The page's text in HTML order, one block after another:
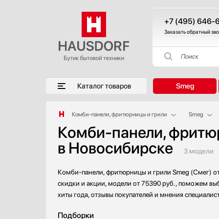
+7 (495) 646-
Заказать обратный
Поиск
Каталог товаров Smeg
Комби-панели, фритюрницы и грили
Аксессуары
Аксессуары и принадлежности
Акустические системы
Беспроводные акустические системы
Вакуумные упаковщики
Smeg
Barazza
Bosch
Комби-панели,
в Новосибирске
3 модели
Комби-панели, фритюрницы и грили Smeg (Смег)
скидки и акции, модели от 75390 руб., поможем
хиты года, отзывы покупателей и мнения
Подборки